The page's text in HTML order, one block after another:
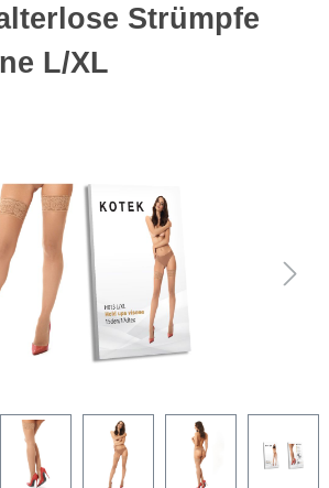
Strümpfe
L/XL